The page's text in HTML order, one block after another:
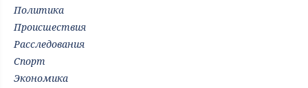
Политика
Происшествия
Расследования
Спорт
Экономика